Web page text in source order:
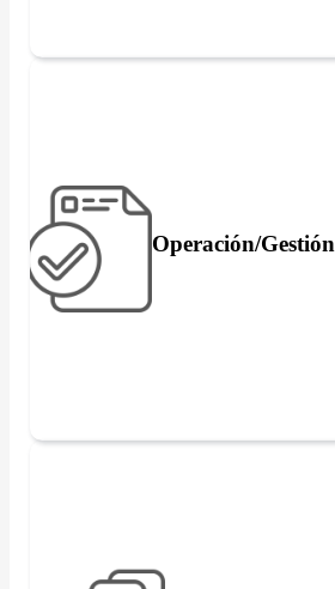
Operación/Gestión